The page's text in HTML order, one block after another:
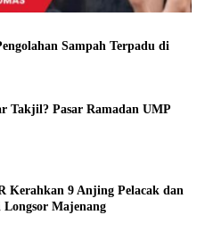
Sampah Terpadu di
Takjil? Pasar Ramadan UMP
Kerahkan 9 Anjing Pelacak dan
Majenang